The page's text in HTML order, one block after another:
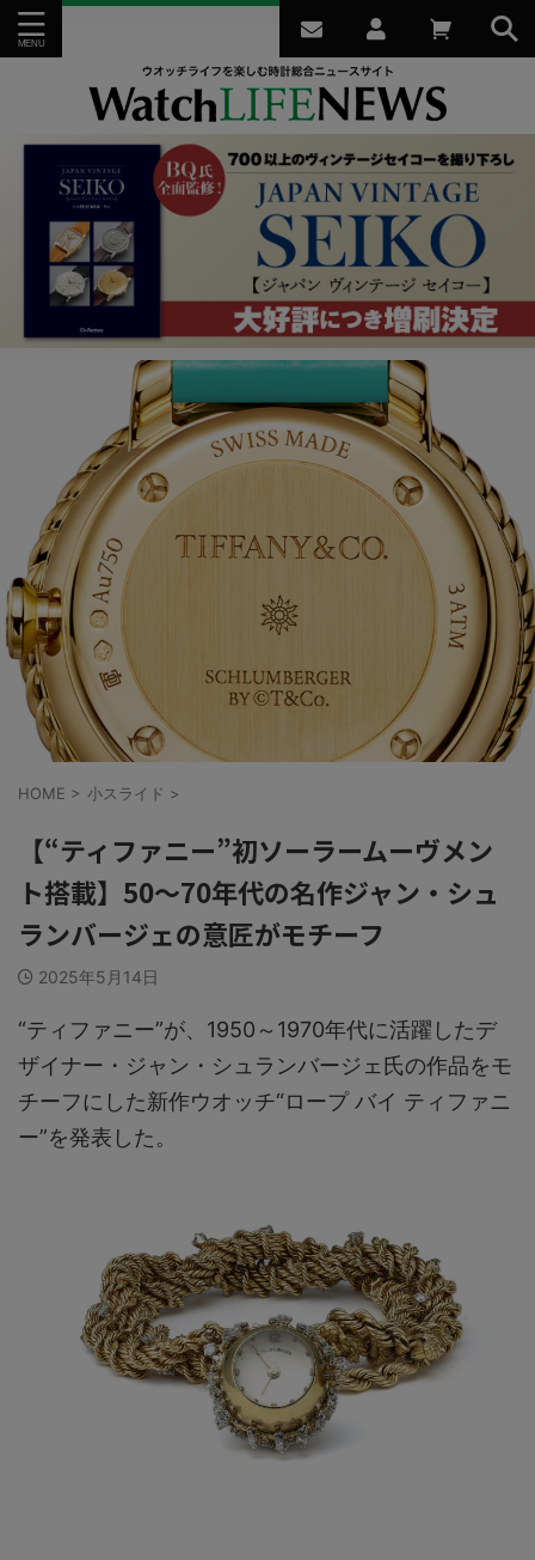
HOME > 小スライド >
【“ティファニー”初ソーラームーヴメン
ト搭載】50～70年代の名作ジャン・シュ
ランバージェの意匠がモチーフ
2025年5月14日
“ティファニー”が、1950～1970年代に活躍したデ
ザイナー・ジャン・シュランバージェ氏の作品をモ
チーフにした新作ウオッチ“ロープ バイ ティファニ
ー”を発表した。